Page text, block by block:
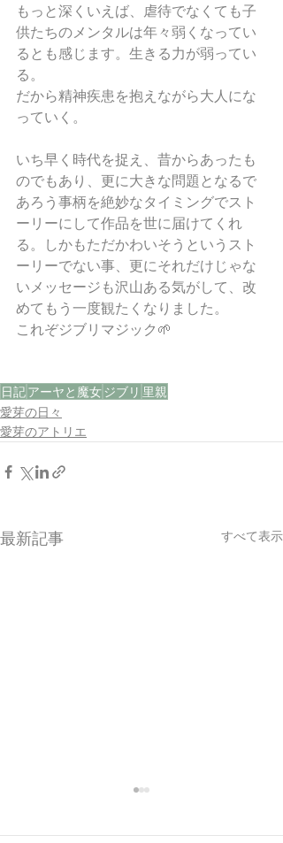
もっと深くいえば、虐待でなくても子
供たちのメンタルは年々弱くなってい
るとも感じます。生きる力が弱ってい
る。
だから精神疾患を抱えながら大人にな
っていく。
いち早く時代を捉え、昔からあったも
のでもあり、更に大きな問題となるで
あろう事柄を絶妙なタイミングでスト
ーリーにして作品を世に届けてくれ
る。しかもただかわいそうというスト
ーリーでない事、更にそれだけじゃな
いメッセージも沢山ある気がして、改
めてもう一度観たくなりました。
これぞジブリマジック🌱
日記アーヤと魔女 ジブリ 里親
愛芽の日々
愛芽のアトリエ
最新記事 すべて表示